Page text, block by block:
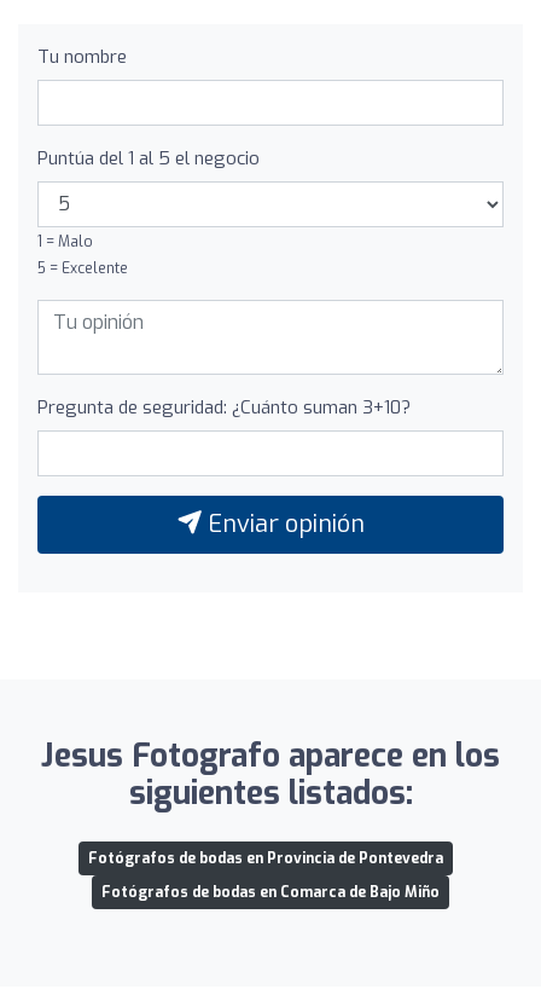
Tu nombre
Puntúa del 1 al 5 el negocio
1 = Malo
5 = Excelente
Pregunta de seguridad: ¿Cuánto suman 3+10?
Enviar opinión
Jesus Fotografo aparece en los
siguientes listados:
Fotógrafos de bodas en Provincia de Pontevedra
Fotógrafos de bodas en Comarca de Bajo Miño